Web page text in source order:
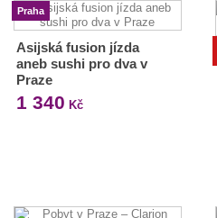
Praha
Asijská fusion jízda
aneb sushi pro dva v
Praze
1 340 Kč